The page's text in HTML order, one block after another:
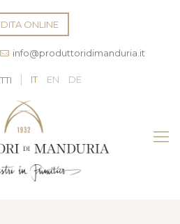
ONLINE
info@produttoridimanduria.it
IT EN DE